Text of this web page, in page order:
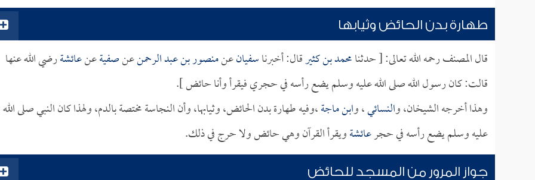
طهارة بدن الحائض وثيابها
قال المصنف رحمه الله تعالى: [ حدثنامحمد بن كثيرقال: أخبرناسفيانعنمنصور بن عبد الرحمنعنصفيةعنعائشةرضي الله عنها
قالت: كان رسول الله صلى الله عليه وسلم يضع رأسه في حجري فيقرأ وأنا حائض ].
وهذا أخرجه الشيخان، والنسائي، وابن ماجة،وفيه طهارة بدن الحائض، وثيابها، وأن النجاسة مختصة بالدم، ولهذا كان النبي صلى الله
عليه وسلم يضع رأسه في حجرعائشةويقرأ القرآن وهي حائض ولا حرج في ذلك.
جواز المرور من المسجد للحائض